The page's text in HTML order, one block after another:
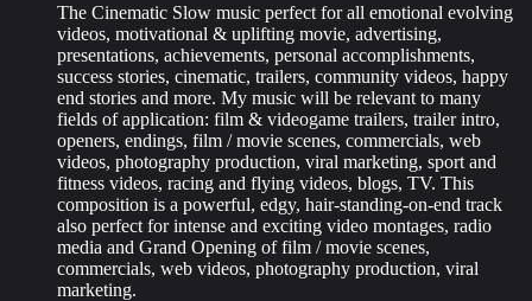
The Cinematic Slow music perfect for all emotional evolving
videos, motivational & uplifting movie, advertising,
presentations, achievements, personal accomplishments,
success stories, cinematic, trailers, community videos, happy
end stories and more. My music will be relevant to many
fields of application: film & videogame trailers, trailer intro,
openers, endings, film / movie scenes, commercials, web
videos, photography production, viral marketing, sport and
fitness videos, racing and flying videos, blogs, TV. This
composition is a powerful, edgy, hair-standing-on-end track
also perfect for intense and exciting video montages, radio
media and Grand Opening of film / movie scenes,
commercials, web videos, photography production, viral
marketing.